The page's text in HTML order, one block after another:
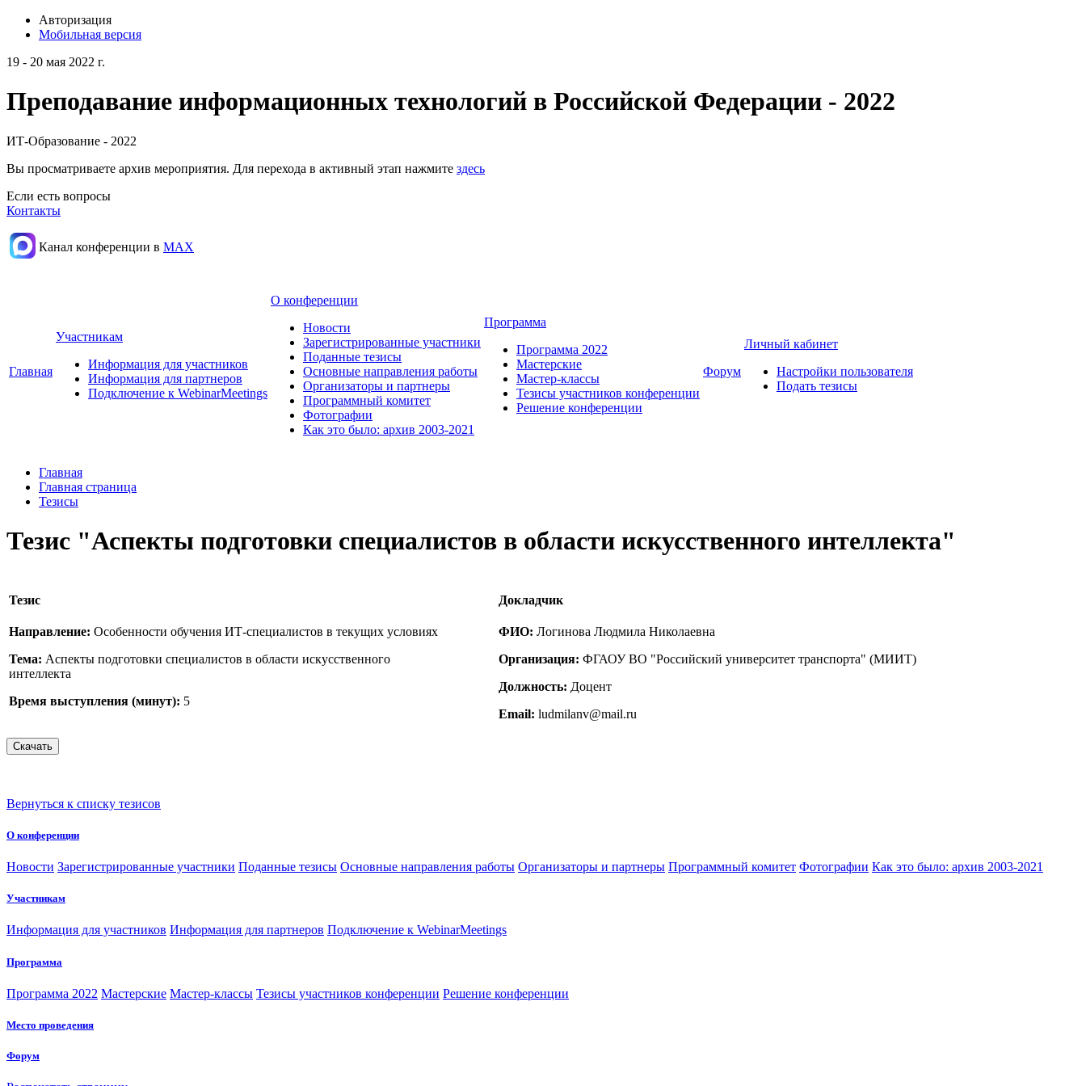
Авторизация
Мобильная версия
19 - 20 мая 2022 г.
Преподавание информационных технологий в Российской Федерации - 2022
ИТ-Образование - 2022
Вы просматриваете архив мероприятия. Для перехода в активный этап нажмите здесь
Если есть вопросы
Контакты
Канал конференции в МАХ
Главная
Участникам
Информация для участников
Информация для партнеров
Подключение к WebinarMeetings
О конференции
Новости
Зарегистрированные участники
Поданные тезисы
Основные направления работы
Организаторы и партнеры
Программный комитет
Фотографии
Как это было: архив 2003-2021
Программа
Программа 2022
Мастерские
Мастер-классы
Тезисы участников конференции
Решение конференции
Форум
Личный кабинет
Настройки пользователя
Подать тезисы
Главная
Главная страница
Тезисы
Тезис "Аспекты подготовки специалистов в области искусственного интеллекта"
Тезис
Направление: Особенности обучения ИТ-специалистов в текущих условиях
Тема: Аспекты подготовки специалистов в области искусственного
интеллекта
Время выступления (минут): 5
Докладчик
ФИО: Логинова Людмила Николаевна
Организация: ФГАОУ ВО "Российский университет транспорта" (МИИТ)
Должность: Доцент
Email: ludmilanv@mail.ru
Вернуться к списку тезисов
О конференции
Новости Зарегистрированные участники Поданные тезисы Основные направления работы Организаторы и партнеры Программный комитет Фотографии Как это было: архив 2003-2021
Участникам
Информация для участников Информация для партнеров Подключение к WebinarMeetings
Программа
Программа 2022 Мастерские Мастер-классы Тезисы участников конференции Решение конференции
Место проведения
Форум